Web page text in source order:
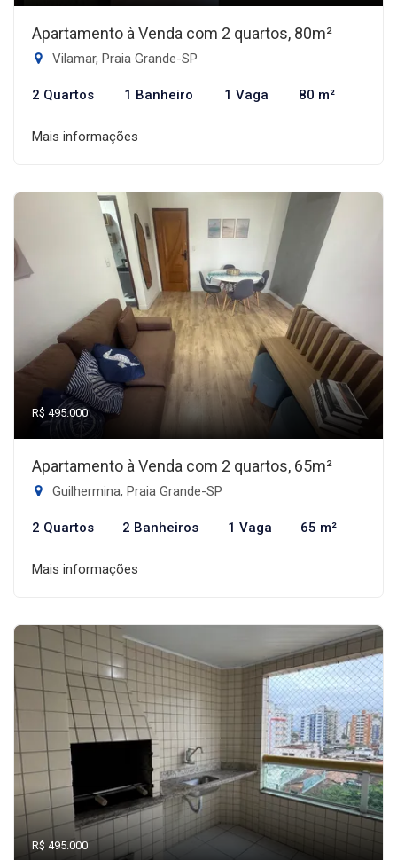
Apartamento à Venda com 2 quartos, 80m²
Vilamar, Praia Grande-SP
2 Quartos 1 Banheiro 1 Vaga 80 m²
Mais informações
R$ 495.000
Apartamento à Venda com 2 quartos, 65m²
Guilhermina, Praia Grande-SP
2 Quartos 2 Banheiros 1 Vaga 65 m²
Mais informações
R$ 495.000